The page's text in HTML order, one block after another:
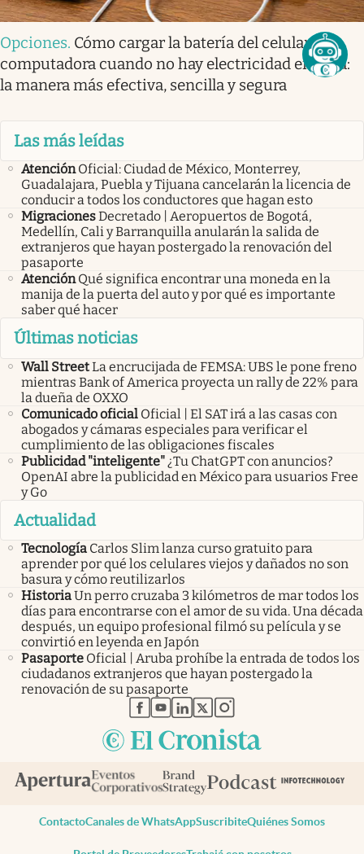
Opciones. Cómo cargar la batería del celular y la
computadora cuando no hay electricidad en casa:
la manera más efectiva, sencilla y segura
Las más leídas
Atención Oficial: Ciudad de México, Monterrey,
Guadalajara, Puebla y Tijuana cancelarán la licencia de
conducir a todos los conductores que hagan esto
MigracionesDecretado | Aeropuertos de Bogotá,
Medellín, Cali y Barranquilla anularán la salida de
extranjeros que hayan postergado la renovación del
pasaporte
Atención Qué significa encontrar una moneda en la
manija de la puerta del auto y por qué es importante
saber qué hacer
Últimas noticias
Wall StreetLa encrucijada de FEMSA: UBS le pone freno
mientras Bank of America proyecta un rally de 22% para
la dueña de OXXO
Comunicado oficial Oficial | El SAT irá a las casas con
abogados y cámaras especiales para verificar el
cumplimiento de las obligaciones fiscales
Publicidad "inteligente" ¿Tu ChatGPT con anuncios?
OpenAI abre la publicidad en México para usuarios Free
y Go
Actualidad
Tecnología Carlos Slim lanza curso gratuito para
aprender por qué los celulares viejos y dañados no son
basura y cómo reutilizarlos
HistoriaUn perro cruzaba 3 kilómetros de mar todos los
días para encontrarse con el amor de su vida. Una década
después, un equipo profesional filmó su película y se
convirtió en leyenda en Japón
Pasaporte Oficial | Aruba prohíbe la entrada de todos los
ciudadanos extranjeros que hayan postergado la
renovación de su pasaporte
abre en nueva pestaña
abre en nueva pestaña
abre en nueva pestaña
abre en nueva pestaña
abre en nueva pestaña
ContactoCanales de WhatsAppSuscribiteQuiénes Somos